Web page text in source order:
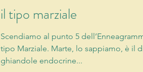
il tipo marziale
Scendiamo al punto 5
tipo Marziale. Marte, lo sappiamo, è il
ghiandole endocrine...